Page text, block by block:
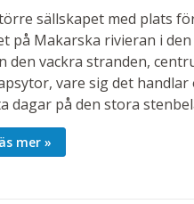
sällskapet med plats
på Makarska rivieran i
vackra stranden,
vare sig det handlar
på den stora
kan du även njuta av ett
grill. Är ni kanske
mer